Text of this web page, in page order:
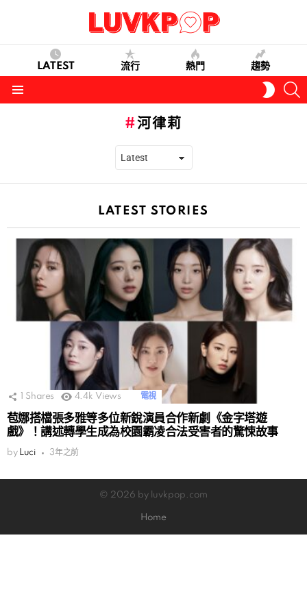
LATEST 流行 熱門 趨勢
SKIN
河律莉
LATEST STORIES
Shares 4.4k Views 電視
苞娜搭檔張多雅等多位新銳演員合作新劇《金字塔遊
戲》！講述轉學生成為校園霸凌合法受害者的驚悚故事
by Luci 3年之前
© 2026 by luvkpop.com
Home